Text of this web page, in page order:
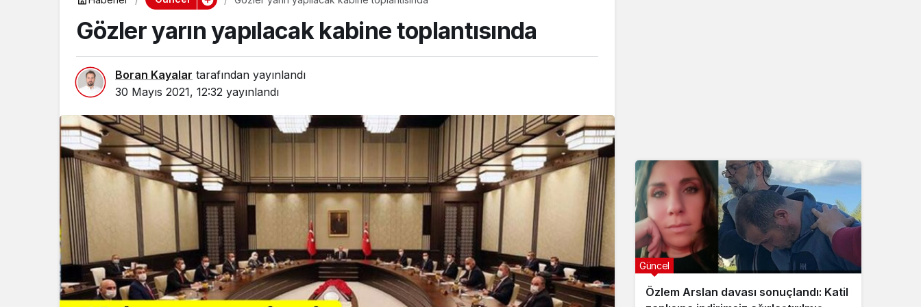
Gözler yarın yapılacak kabine toplantısında
Boran Kayalar tarafından yayınlandı
30 Mayıs 2021, 12:32 yayınlandı
Özlem Arslan davası sonuçlandı: Katil
Güncel